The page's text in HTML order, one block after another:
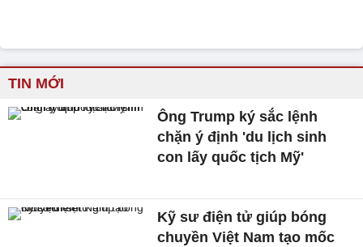
TIN MỚI
Ông Trump ký sắc lệnh
chặn ý định 'du lịch sinh
con lấy quốc tịch Mỹ'
Kỹ sư điện tử giúp bóng
chuyền Việt Nam tạo mốc